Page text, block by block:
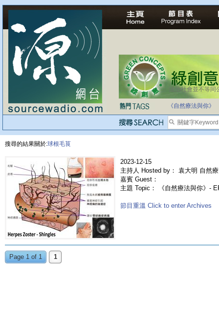
法治社會並不等同
《自然療法與你》
搜尋的結果關於:球根毛茛
2023-12-15
主持人 Hosted by： 袁大明 自然
嘉賓 Guest：
主題 Topic： 《自然療法與你》-
節目重溫 Click to enter Archives
Page 1 of 1 1